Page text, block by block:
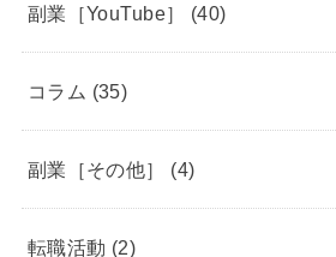
副業［YouTube］ (40)
コラム (35)
副業［その他］ (4)
転職活動 (2)